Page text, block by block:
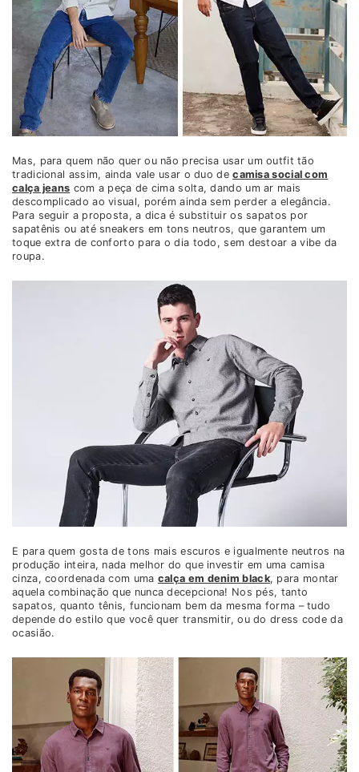
Mas, para quem não quer ou não precisa usar um outfit tão
tradicional assim, ainda vale usar o duo decamisa social com
calça jeans com a peça de cima solta, dando um ar mais
descomplicado ao visual, porém ainda sem perder a elegância.
Para seguir a proposta, a dica é substituir os sapatos por
sapatênis ou até sneakers em tons neutros, que garantem um
toque extra de conforto para o dia todo, sem destoar a vibe da
roupa.
E para quem gosta de tons mais escuros e igualmente neutros na
produção inteira, nada melhor do que investir em uma camisa
cinza, coordenada com uma calça em denim black, para montar
aquela combinação que nunca decepciona! Nos pés, tanto
sapatos, quanto tênis, funcionam bem da mesma forma – tudo
depende do estilo que você quer transmitir, ou do dress code da
ocasião.